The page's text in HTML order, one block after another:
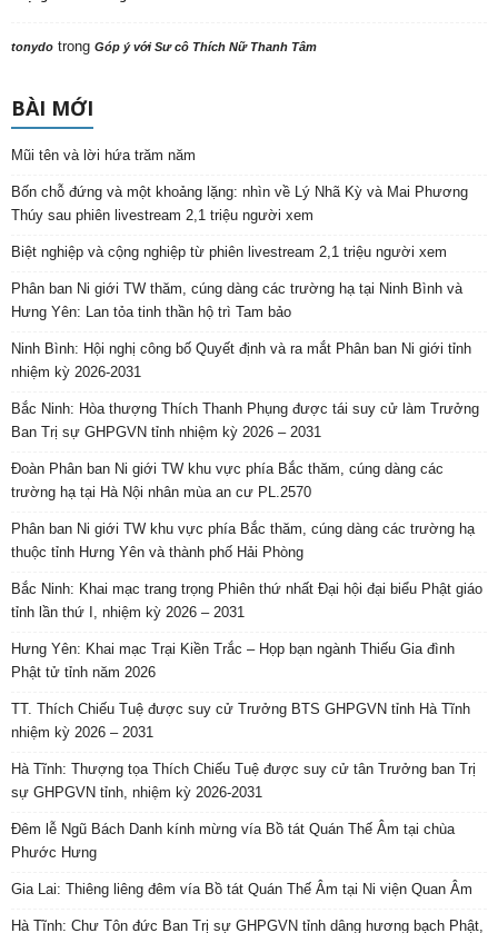
tonydo trong Góp ý với Sư cô Thích Nữ Thanh Tâm
BÀI MỚI
Mũi tên và lời hứa trăm năm
Bốn chỗ đứng và một khoảng lặng: nhìn về Lý Nhã Kỳ và Mai Phương
Thúy sau phiên livestream 2,1 triệu người xem
Biệt nghiệp và cộng nghiệp từ phiên livestream 2,1 triệu người xem
Phân ban Ni giới TW thăm, cúng dàng các trường hạ tại Ninh Bình và
Hưng Yên: Lan tỏa tinh thần hộ trì Tam bảo
Ninh Bình: Hội nghị công bố Quyết định và ra mắt Phân ban Ni giới tỉnh
nhiệm kỳ 2026-2031
Bắc Ninh: Hòa thượng Thích Thanh Phụng được tái suy cử làm Trưởng
Ban Trị sự GHPGVN tỉnh nhiệm kỳ 2026 – 2031
Đoàn Phân ban Ni giới TW khu vực phía Bắc thăm, cúng dàng các
trường hạ tại Hà Nội nhân mùa an cư PL.2570
Phân ban Ni giới TW khu vực phía Bắc thăm, cúng dàng các trường hạ
thuộc tỉnh Hưng Yên và thành phố Hải Phòng
Bắc Ninh: Khai mạc trang trọng Phiên thứ nhất Đại hội đại biểu Phật giáo
tỉnh lần thứ I, nhiệm kỳ 2026 – 2031
Hưng Yên: Khai mạc Trại Kiền Trắc – Họp bạn ngành Thiếu Gia đình
Phật tử tỉnh năm 2026
TT. Thích Chiếu Tuệ được suy cử Trưởng BTS GHPGVN tỉnh Hà Tĩnh
nhiệm kỳ 2026 – 2031
Hà Tĩnh: Thượng tọa Thích Chiếu Tuệ được suy cử tân Trưởng ban Trị
sự GHPGVN tỉnh, nhiệm kỳ 2026-2031
Đêm lễ Ngũ Bách Danh kính mừng vía Bồ tát Quán Thế Âm tại chùa
Phước Hưng
Gia Lai: Thiêng liêng đêm vía Bồ tát Quán Thế Âm tại Ni viện Quan Âm
Hà Tĩnh: Chư Tôn đức Ban Trị sự GHPGVN tỉnh dâng hương bạch Phật,